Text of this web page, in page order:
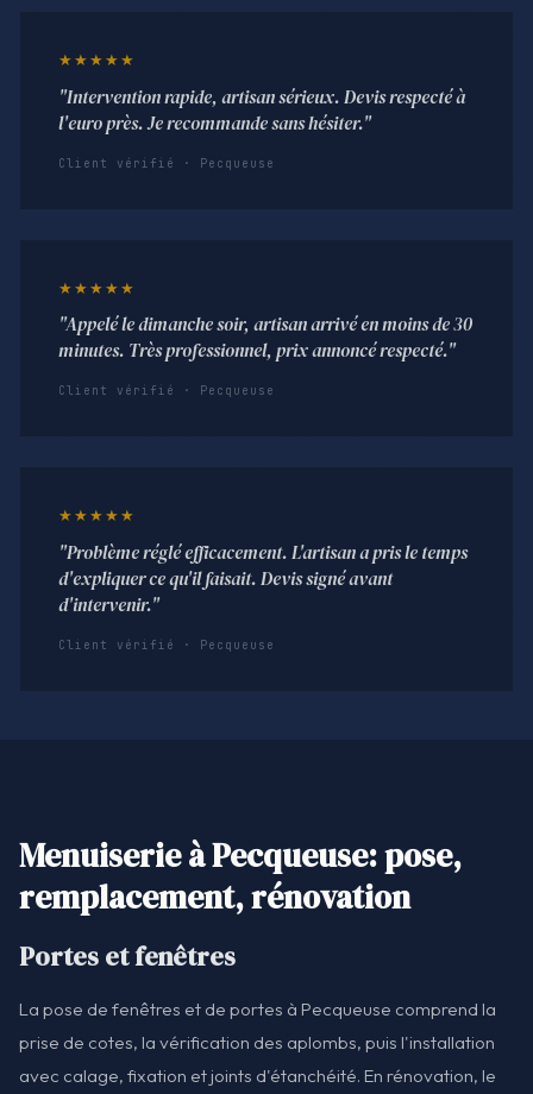
★★★★★
"Intervention rapide, artisan sérieux. Devis respecté à
l'euro près. Je recommande sans hésiter."
Client vérifié · Pecqueuse
★★★★★
"Appelé le dimanche soir, artisan arrivé en moins de 30
minutes. Très professionnel, prix annoncé respecté."
Client vérifié · Pecqueuse
★★★★★
"Problème réglé efficacement. L'artisan a pris le temps
d'expliquer ce qu'il faisait. Devis signé avant
d'intervenir."
Client vérifié · Pecqueuse
Menuiserie à Pecqueuse: pose,
remplacement, rénovation
Portes et fenêtres
La pose de fenêtres et de portes à Pecqueuse comprend la
prise de cotes, la vérification des aplombs, puis l'installation
avec calage, fixation et joints d'étanchéité. En rénovation, le